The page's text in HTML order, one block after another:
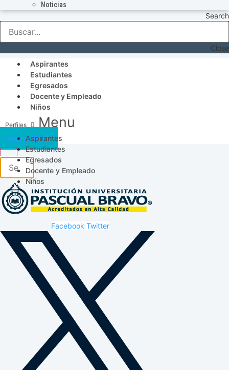
Noticias
Search
Close
Aspirantes
Estudiantes
Egresados
Docente y Empleado
Niños
Menu
Aspirantes
Estudiantes
Egresados
Docente y Empleado
Niños
Acceso SICAU
Facebook Twitter